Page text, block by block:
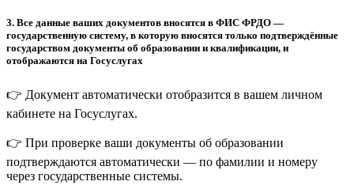
3. Все данные ваших документов вносятся в ФИС ФРДО —
государственную систему, в которую вносятся только подтверждённые
государством документы об образовании и квалификации, и
отображаются на Госуслугах
👉 Документ автоматически отобразится в вашем личном
кабинете на Госуслугах.
👉 При проверке ваши документы об образовании
подтверждаются автоматически — по фамилии и номеру
через государственные системы.